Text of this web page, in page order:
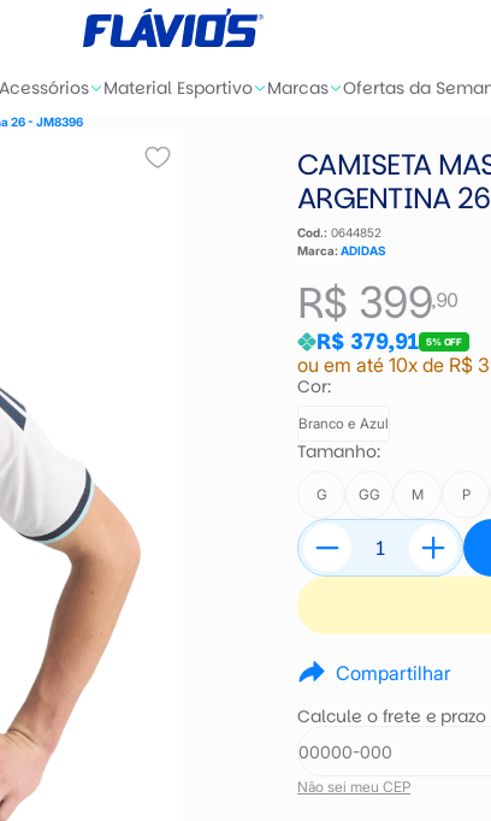
Acessórios Material Esportivo Marcas Ofertas da
26 - JM8396
CAMISETA
ARGENTINA
Cod.: 0644852
Marca: ADIDAS
R$ 399,90
R$ 379,91 5% OFF
ou em até 10x de R$
Cor:
Branco e Azul
Tamanho:
G GG M P
Compartilhar
Calcule o frete e
Não sei meu CEP